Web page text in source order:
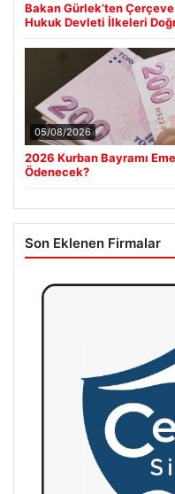
Bakan Gürlek’ten
Hukuk Devleti İlkeleri
05/08/2026
2026 Kurban Bayramı
Ödenecek?
Son Eklenen Firmalar